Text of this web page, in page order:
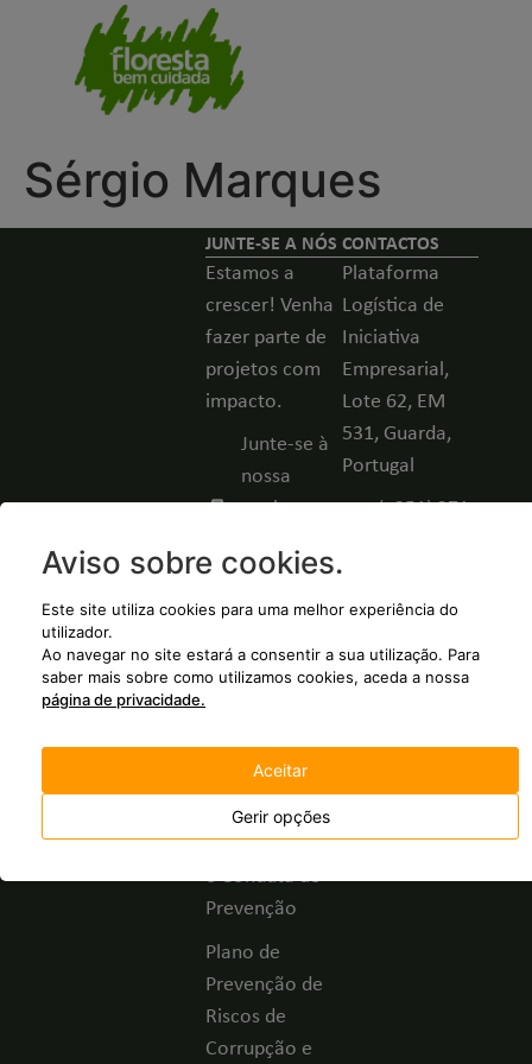
Sérgio Marques
JUNTE-SE A NÓS
Estamos a
crescer! Venha
fazer parte de
projetos com
impacto.
Junte-se à
nossa
equipa -
aberto
Candidatura
espontânea
Política de
Privacidade
Código de Ética
e Conduta de
Prevenção
Plano de
Prevenção de
Riscos de
Corrupção e
CONTACTOS
Plataforma
Logística de
Iniciativa
Empresarial,
Lote 62, EM
531, Guarda,
Portugal
(+351) 271
rede fixa
nacional.
Aviso sobre cookies.
Este site utiliza cookies para uma melhor experiência do
utilizador.
Ao navegar no site estará a consentir a sua utilização. Para
saber mais sobre como utilizamos cookies, aceda a nossa
página de privacidade.
Aceitar
Gerir opções